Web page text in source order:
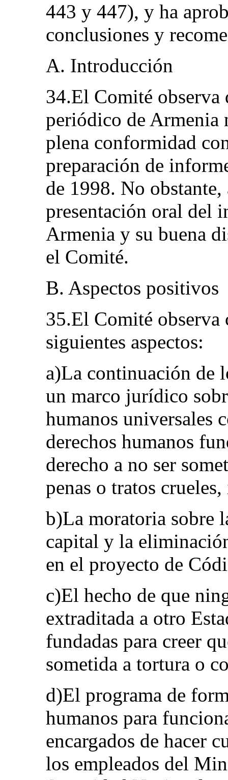
443 y 447), y ha
conclusiones y
A. Introducción
34.El Comité observa
periódico de Armenia
plena conformidad
preparación de
de 1998. No
presentación oral del
Armenia y su buena
el Comité.
B. Aspectos positivos
35.El Comité observa
siguientes aspectos:
a)La continuación de
un marco jurídico
humanos universales
derechos humanos
derecho a no ser
penas o tratos
b)La moratoria sobre
capital y la
en el proyecto de
c)El hecho de que
extraditada a otro
fundadas para creer
sometida a tortura o
d)El programa de
humanos para
encargados de hacer
los empleados del